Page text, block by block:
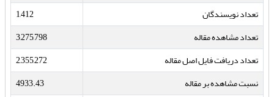
تعداد نویسندگان
1,412
تعداد مشاهده مقاله
3,275,798
تعداد دریافت فایل اصل مقاله
2,355,272
نسبت مشاهده بر مقاله
4933.43